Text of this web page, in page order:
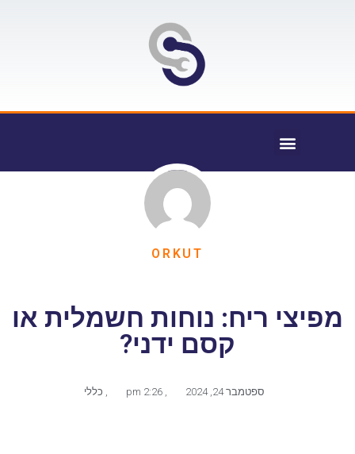
ORKUT
מפיצי ריח: נוחות חשמלית או
קסם ידני?
ספטמבר 24, 2024 ,
, כללי